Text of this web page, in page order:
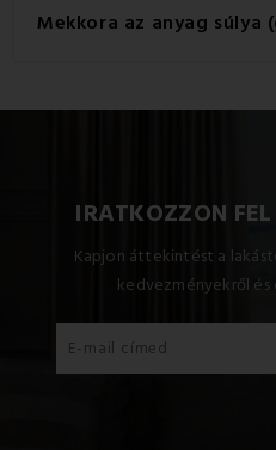
A legjobb eredmény
terméket 60°C-on mossa.
Mekkora az anyag súlya
IRATKOZZON
Kapjon áttekintést a
kedvezményekről